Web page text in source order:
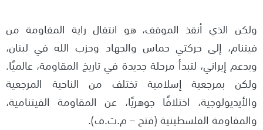
ولكن الذي أنقذ الموقف، هو انتقال راية المقاومة من
فيتنام، إلى حركتي حماس والجهاد وحزب الله في لبنان،
وبدعم إيراني، لتبدأ مرحلة جديدة في تاريخ المقاومة، عالميًا.
ولكن بمرجعية إسلامية تختلف من الناحية المرجعية
والأيديولوجية، اختلافًا جوهريًا، عن المقاومة الفيتنامية،
والمقاومة الفلسطينية (فتح – م.ت.ف).